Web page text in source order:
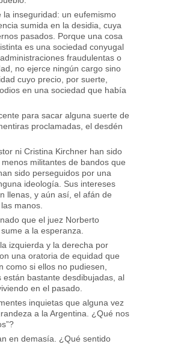
inseguridad: un eufemismo
sumida en la desidia, cuya
pasados. Porque una cosa
es una sociedad conyugal
fraudulentas o
no ejerce ningún cargo sino
cuyo precio, por suerte,
en una sociedad que había
para sacar alguna suerte de
proclamadas, el desdén
ni Cristina Kirchner han sido
militantes de bandos que
sido perseguidos por una
ideología. Sus intereses
llenas, y aún así, el afán de
manos.
que el juez Norberto
a la esperanza.
izquierda y la derecha por
una oratoria de equidad que
si ellos no pudiesen,
bastante desdibujadas, al
en el pasado.
inquietas que alguna vez
a la Argentina. ¿Qué nos
en demasía. ¿Qué sentido